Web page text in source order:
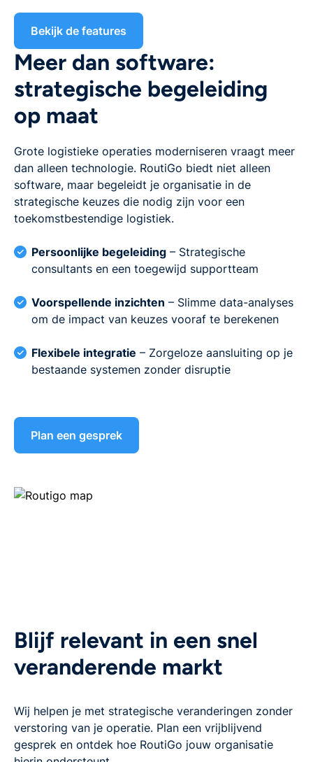
Bekijk de features
Meer dan software:
strategische begeleiding
op maat
Grote logistieke operaties moderniseren vraagt meer
dan alleen technologie. RoutiGo biedt niet alleen
software, maar begeleidt je organisatie in de
strategische keuzes die nodig zijn voor een
toekomstbestendige logistiek.
Persoonlijke begeleiding – Strategische
consultants en een toegewijd supportteam
Voorspellende inzichten – Slimme data-analyses
om de impact van keuzes vooraf te berekenen
Flexibele integratie – Zorgeloze aansluiting op je
bestaande systemen zonder disruptie
Plan een gesprek
Blijf relevant in een snel
veranderende markt
Wij helpen je met strategische veranderingen zonder
verstoring van je operatie. Plan een vrijblijvend
gesprek en ontdek hoe RoutiGo jouw organisatie